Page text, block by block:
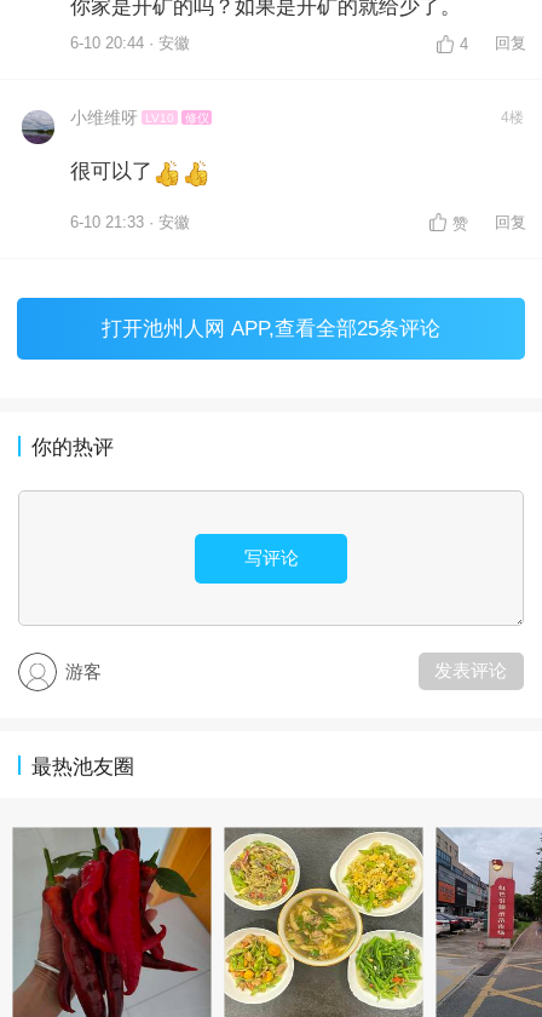
你家是开矿的吗？如果是开矿的就给少了。
6-10 20:44 · 安徽 4 回复
小维维呀 LV10 修仪 4楼
很可以了
6-10 21:33 · 安徽 赞 回复
打开池州人网 APP,查看全部25条评论
你的热评
写评论
游客 发表评论
最热池友圈